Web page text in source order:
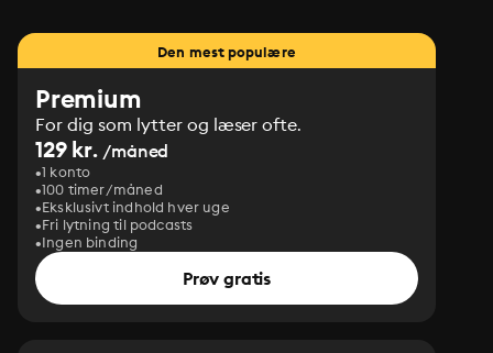
Den mest populære
Premium
For dig som lytter og læser ofte.
129 kr. /måned
1 konto
100 timer/måned
Eksklusivt indhold hver uge
Fri lytning til podcasts
Ingen binding
Prøv gratis